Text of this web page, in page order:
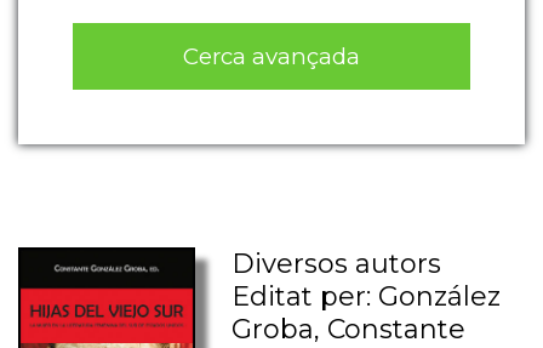
Cerca avançada
Diversos autors
Editat per: González
Groba, Constante